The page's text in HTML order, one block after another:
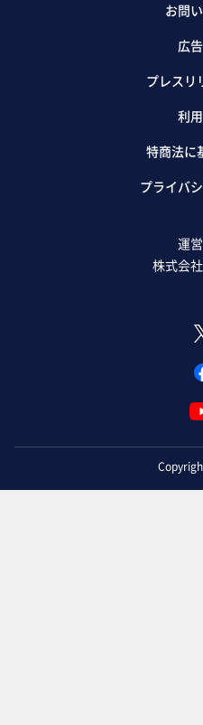
お問
広
プレスリ
利
特商法に
プライバ
運
株式会